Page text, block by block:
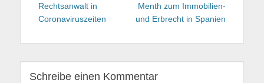
Rechtsanwalt in
Coronaviruszeiten
Menth zum Immobilien-
und Erbrecht in Spanien
Schreibe einen Kommentar